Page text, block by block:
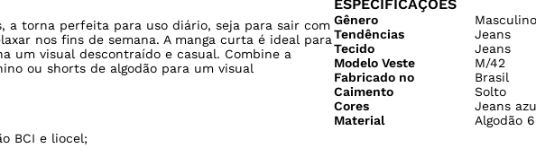
a torna perfeita para uso diário, seja para sair com
nos fins de semana. A manga curta é ideal para
um visual descontraído e casual. Combine a
ou shorts de algodão para um visual
BCI e liocel;
ESPECIFICAÇÕES
Gênero
Masculino
Tendências
Jeans
Tecido
Jeans
Modelo Veste
M/42
Fabricado no
Brasil
Caimento
Solto
Cores
Jeans
Material
Algodão